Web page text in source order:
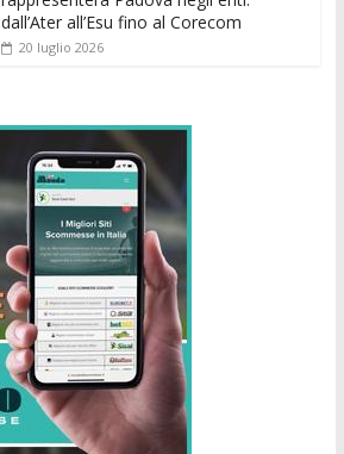
dall’Ater all’Esu fino al Corecom
20 luglio 2026